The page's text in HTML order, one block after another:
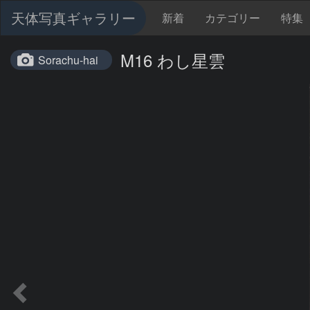
天体写真ギャラリー 新着 カテゴリー 特集
Sorachu-hai M16 わし星雲